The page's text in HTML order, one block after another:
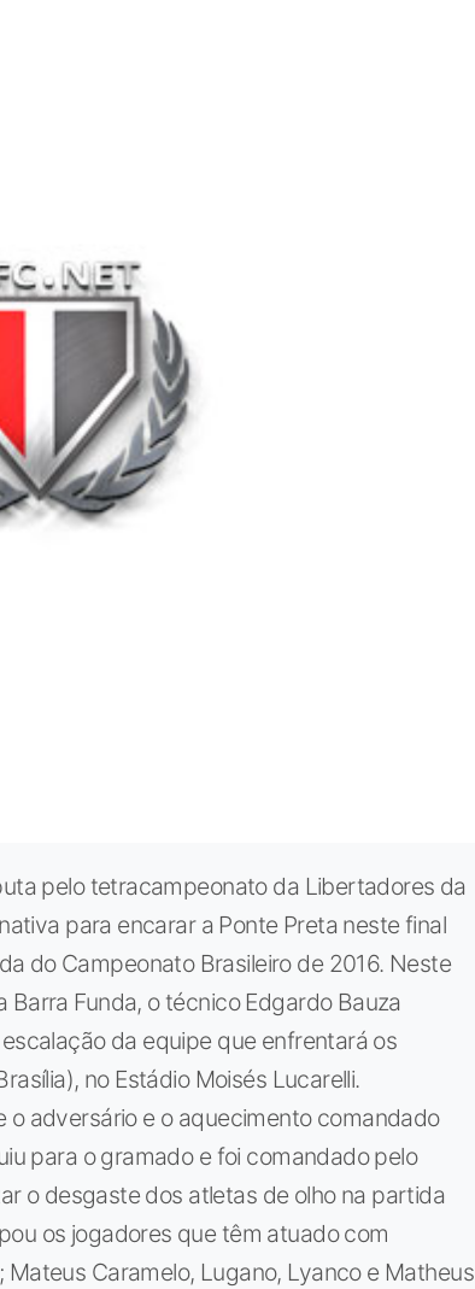
pelo tetracampeonato da Libertadores da
para encarar a Ponte Preta neste final
do Campeonato Brasileiro de 2016. Neste
Funda, o técnico Edgardo Bauza
da equipe que enfrentará os
no Estádio Moisés Lucarelli.
adversário e o aquecimento comandado
para o gramado e foi comandado pelo
o desgaste dos atletas de olho na partida
os jogadores que têm atuado com
Caramelo, Lugano, Lyanco e Matheus